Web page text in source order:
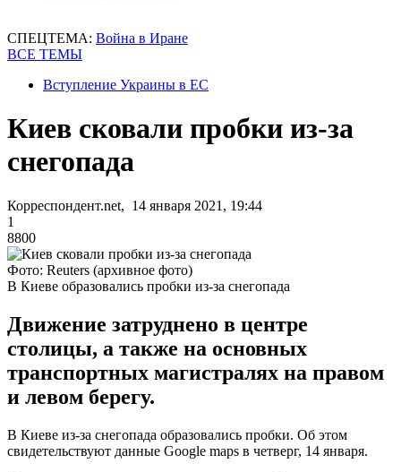
СПЕЦТЕМА: Война в Иране
ВСЕ ТЕМЫ
Вступление Украины в ЕС
Киев сковали пробки из-за
снегопада
Корреспондент.net, 14 января 2021, 19:44
1
8800
Фото: Reuters (архивное фото)
В Киеве образовались пробки из-за снегопада
Движение затруднено в центре
столицы, а также на основных
транспортных магистралях на правом
и левом берегу.
В Киеве из-за снегопада образовались пробки. Об этом
свидетельствуют данные Google maps в четверг, 14 января.